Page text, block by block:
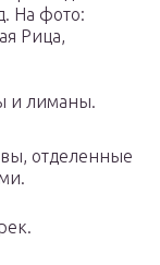
На фото:
Рица,
и лиманы.
отделенные